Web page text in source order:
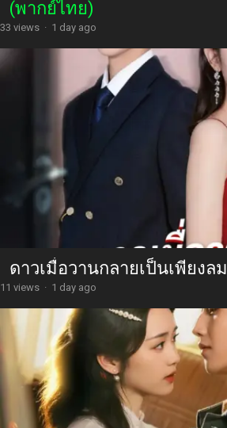
(พากย์ไทย)
33 views · 1 day ago
ดาวเมื่อวานกลายเป็นเพียงลม
11 views · 1 day ago